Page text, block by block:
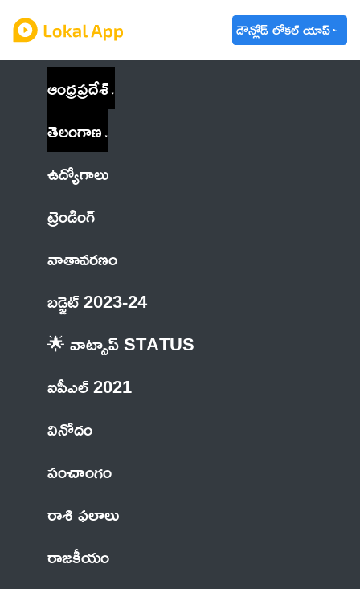
డౌన్లోడ్ లోకల్ యాప్
ఆంధ్రప్రదేశ్
తెలంగాణ
ఉద్యోగాలు
ట్రెండింగ్
వాతావరణం
బడ్జెట్ 2023-24
🌟 వాట్సాప్ STATUS
ఐపీఎల్ 2021
వినోదం
పంచాంగం
రాశి ఫలాలు
రాజకీయం